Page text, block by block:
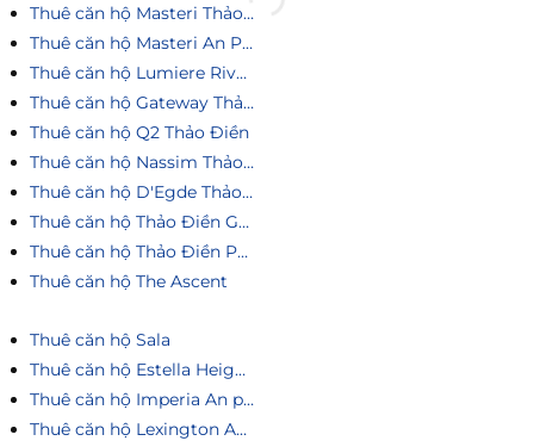
Thuê căn hộ Masteri Thảo Điền
Thuê căn hộ Masteri An Phú
Thuê căn hộ Lumiere Riverside
Thuê căn hộ Gateway Thảo Điền
Thuê căn hộ Q2 Thảo Điền
Thuê căn hộ Nassim Thảo Điền
Thuê căn hộ D'Egde Thảo Điền
Thuê căn hộ Thảo Điền Green
Thuê căn hộ Thảo Điền Pearl
Thuê căn hộ The Ascent
Thuê căn hộ Sala
Thuê căn hộ Estella Heights
Thuê căn hộ Imperia An phú
Thuê căn hộ Lexington An Phú